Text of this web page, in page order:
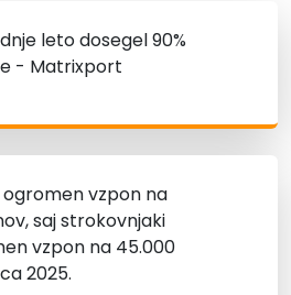
leto dosegel 90%
- Matrixport
vzpon na
saj strokovnjaki
vzpon na 45.000
2025.